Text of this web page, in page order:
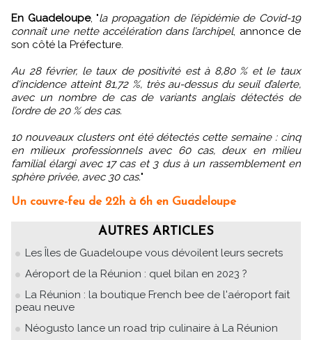
En Guadeloupe, "la propagation de l’épidémie de Covid-19
connaît une nette accélération dans l’archipel, annonce de
son côté la Préfecture.
Au 28 février, le taux de positivité est à 8,80 % et le taux
d‘incidence atteint 81,72 %, très au-dessus du seuil d’alerte,
avec un nombre de cas de variants anglais détectés de
l’ordre de 20 % des cas.
10 nouveaux clusters ont été détectés cette semaine : cinq
en milieux professionnels avec 60 cas, deux en milieu
familial élargi avec 17 cas et 3 dus à un rassemblement en
sphère privée, avec 30 cas."
Un couvre-feu de 22h à 6h en Guadeloupe
AUTRES ARTICLES
Les Îles de Guadeloupe vous dévoilent leurs secrets
Aéroport de la Réunion : quel bilan en 2023 ?
La Réunion : la boutique French bee de l'aéroport fait
peau neuve
Néogusto lance un road trip culinaire à La Réunion